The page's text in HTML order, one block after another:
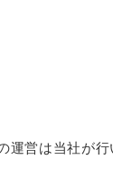
運営は当社が